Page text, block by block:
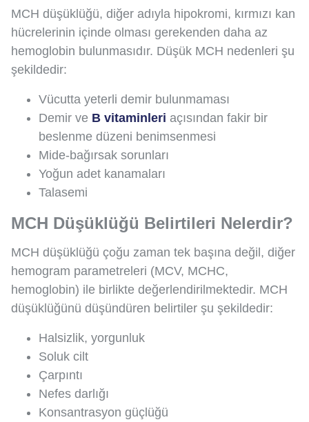
MCH düşüklüğü, diğer adıyla hipokromi, kırmızı kan
hücrelerinin içinde olması gerekenden daha az
hemoglobin bulunmasıdır. Düşük MCH nedenleri şu
şekildedir:
Vücutta yeterli demir bulunmaması
Demir ve B vitaminleri açısından fakir bir
beslenme düzeni benimsenmesi
Mide-bağırsak sorunları
Yoğun adet kanamaları
Talasemi
MCH Düşüklüğü Belirtileri Nelerdir?
MCH düşüklüğü çoğu zaman tek başına değil, diğer
hemogram parametreleri (MCV, MCHC,
hemoglobin) ile birlikte değerlendirilmektedir. MCH
düşüklüğünü düşündüren belirtiler şu şekildedir:
Halsizlik, yorgunluk
Soluk cilt
Çarpıntı
Nefes darlığı
Konsantrasyon güçlüğü